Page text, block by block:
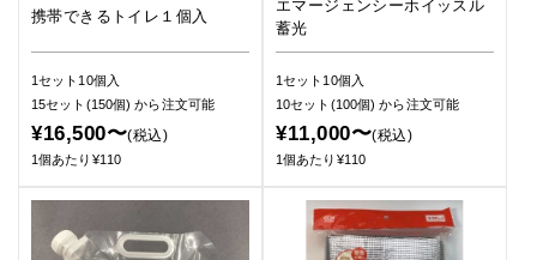
携帯できるトイレ１個入
1セット10個入
15セット(150個)から注文可能
¥16,500〜(税込)
1個あたり¥110
エマージェンシーホイッスル
蓄光
1セット10個入
10セット(100個)から注文可能
¥11,000〜(税込)
1個あたり¥110